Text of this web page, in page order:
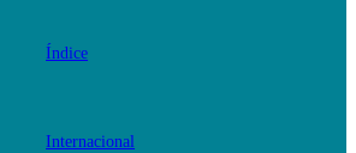
Índice
Internacional